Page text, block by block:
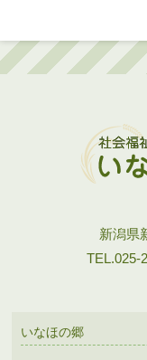
新潟県
TEL.025-
いなほの郷